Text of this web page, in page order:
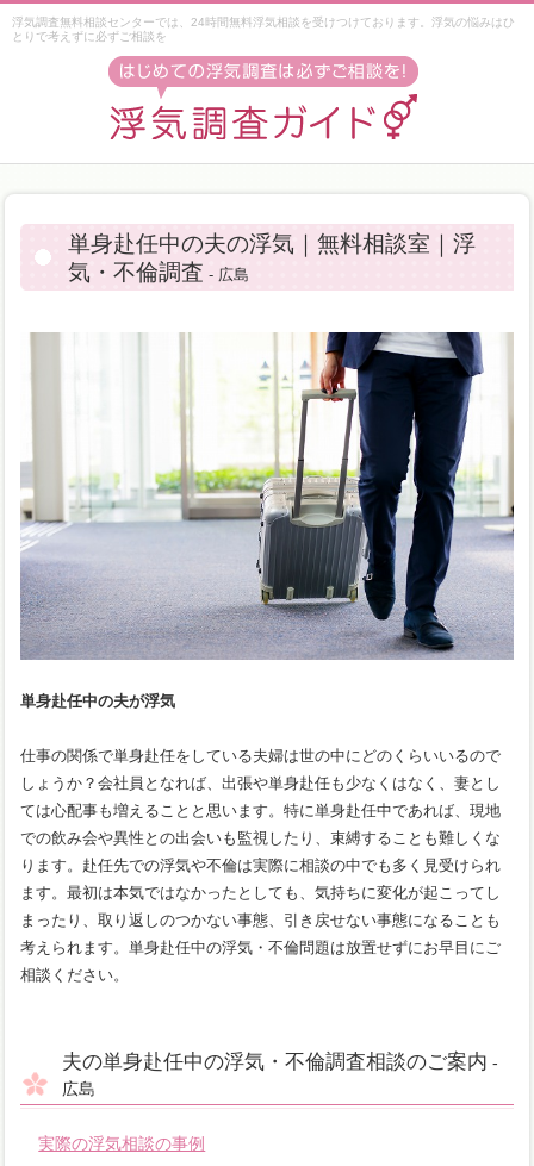
単身赴任中の夫の浮気｜無料相談室｜浮
気・不倫調査 - 広島
単身赴任中の夫が浮気
仕事の関係で単身赴任をしている夫婦は世の中にどのくらいいるので
しょうか？会社員となれば、出張や単身赴任も少なくはなく、妻とし
ては心配事も増えることと思います。特に単身赴任中であれば、現地
での飲み会や異性との出会いも監視したり、束縛することも難しくな
ります。赴任先での浮気や不倫は実際に相談の中でも多く見受けられ
ます。最初は本気ではなかったとしても、気持ちに変化が起こってし
まったり、取り返しのつかない事態、引き戻せない事態になることも
考えられます。単身赴任中の浮気・不倫問題は放置せずにお早目にご
相談ください。
夫の単身赴任中の浮気・不倫調査相談のご案内 -
広島
実際の浮気相談の事例
浮気調査無料相談センターでは、24時間無料浮気相談を受けつけております。浮気の悩みはひ
とりで考えずに必ずご相談を